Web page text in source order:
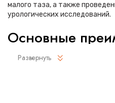
малого таза, а также
урологических исследований.
Основные
Широкий частотный
Развернуть